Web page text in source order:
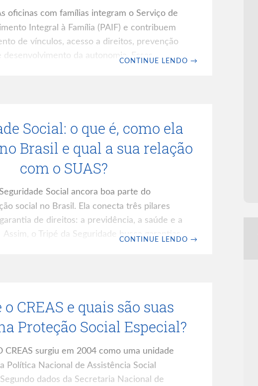
oficinas com famílias integram o Serviço de
Integral à Família (PAIF) e contribuem
de vínculos, acesso a direitos, prevenção
desenvolvimento da autonomia. Essas
devem partir da realidade das famílias e
CONTINUE LENDO →
Social: o que é, como ela
Brasil e qual a sua relação
com o SUAS?
Social ancora boa parte do
social no Brasil. Ela conecta três pilares
de direitos: a previdência, a saúde e a
Assim, o Tripé da Seguridade busca garantias
é preciso entender com profundidade como
CONTINUE LENDO →
o CREAS e quais são suas
Proteção Social Especial?
CREAS surgiu em 2004 como uma unidade
Política Nacional de Assistência Social
dados da Secretaria Nacional de